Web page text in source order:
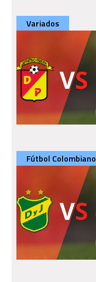
Variados
Fútbol Colombiano